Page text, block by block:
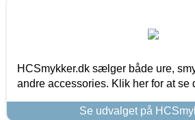
HCSmykker.dk sælger både ure,
andre accessories. Klik her for at se
Se udvalget på